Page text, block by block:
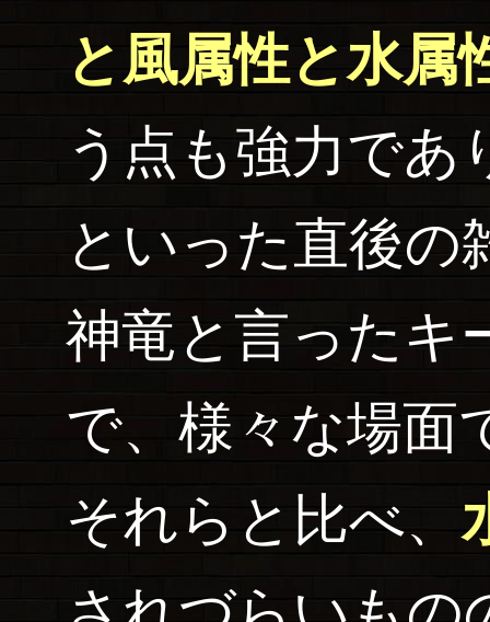
と風属性と水属
う点も強力であ
といった直後の
神竜と言ったキ
で、様々な場面
それらと比べ、